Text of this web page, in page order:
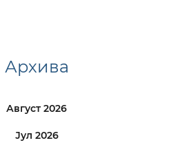
Архива
Август 2026
Јул 2026